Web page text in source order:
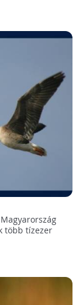
több tízezer